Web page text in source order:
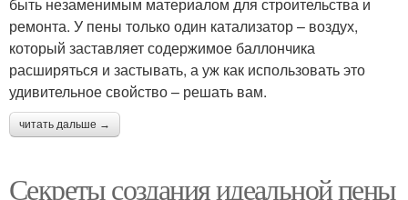
быть незаменимым материалом для строительства и
ремонта. У пены только один катализатор – воздух,
который заставляет содержимое баллончика
расширяться и застывать, а уж как использовать это
удивительное свойство – решать вам.
читать дальше →
Секреты создания идеальной пены